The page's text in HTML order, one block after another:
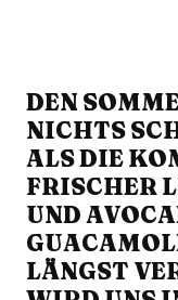
DEN
NICHTS
ALS DIE
FRISCHER
UND
LÄNGST